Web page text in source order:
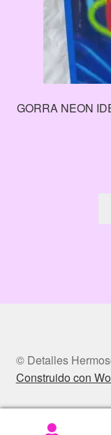
GORRA NEON
© Detalles
Construido con